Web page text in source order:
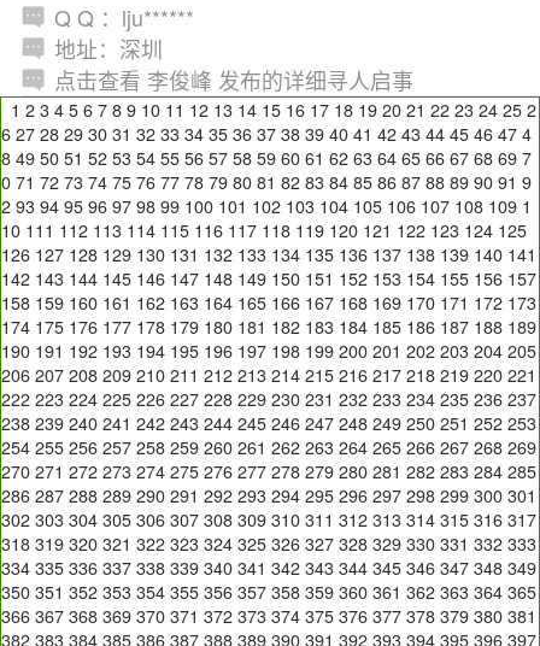
Q Q ：lju******
地址：深圳
点击查看 李俊峰 发布的详细寻人启事
1 2 3 4 5 6 7 8 9 10 11 12 13 14 15 16 17 18 19 20 21 22 23 24 25 2
6 27 28 29 30 31 32 33 34 35 36 37 38 39 40 41 42 43 44 45 46 47 4
8 49 50 51 52 53 54 55 56 57 58 59 60 61 62 63 64 65 66 67 68 69 7
0 71 72 73 74 75 76 77 78 79 80 81 82 83 84 85 86 87 88 89 90 91 9
2 93 94 95 96 97 98 99 100 101 102 103 104 105 106 107 108 109 1
10 111 112 113 114 115 116 117 118 119 120 121 122 123 124 125
126 127 128 129 130 131 132 133 134 135 136 137 138 139 140 141
142 143 144 145 146 147 148 149 150 151 152 153 154 155 156 157
158 159 160 161 162 163 164 165 166 167 168 169 170 171 172 173
174 175 176 177 178 179 180 181 182 183 184 185 186 187 188 189
190 191 192 193 194 195 196 197 198 199 200 201 202 203 204 205
206 207 208 209 210 211 212 213 214 215 216 217 218 219 220 221
222 223 224 225 226 227 228 229 230 231 232 233 234 235 236 237
238 239 240 241 242 243 244 245 246 247 248 249 250 251 252 253
254 255 256 257 258 259 260 261 262 263 264 265 266 267 268 269
270 271 272 273 274 275 276 277 278 279 280 281 282 283 284 285
286 287 288 289 290 291 292 293 294 295 296 297 298 299 300 301
302 303 304 305 306 307 308 309 310 311 312 313 314 315 316 317
318 319 320 321 322 323 324 325 326 327 328 329 330 331 332 333
334 335 336 337 338 339 340 341 342 343 344 345 346 347 348 349
350 351 352 353 354 355 356 357 358 359 360 361 362 363 364 365
366 367 368 369 370 371 372 373 374 375 376 377 378 379 380 381
382 383 384 385 386 387 388 389 390 391 392 393 394 395 396 397